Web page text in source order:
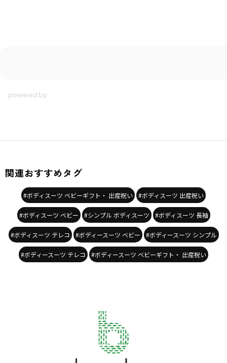
関連おすすめタグ
#ボディスーツ ベビーギフト・ 出産祝い #ボディスーツ 出産祝い
#ボディスーツ ベビー #シンプル ボディスーツ #ボディスーツ 長袖
#ボディスーツ テレコ #ボディースーツ ベビー #ボディースーツ シンプル
#ボディースーツ テレコ #ボディースーツ ベビーギフト・ 出産祝い